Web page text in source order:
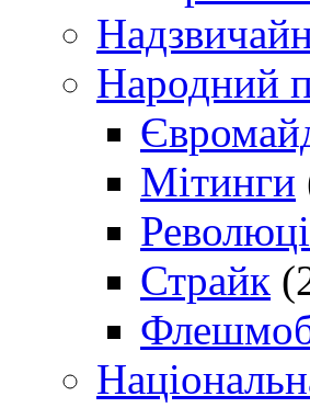
Народний
Мітинги
Страйк